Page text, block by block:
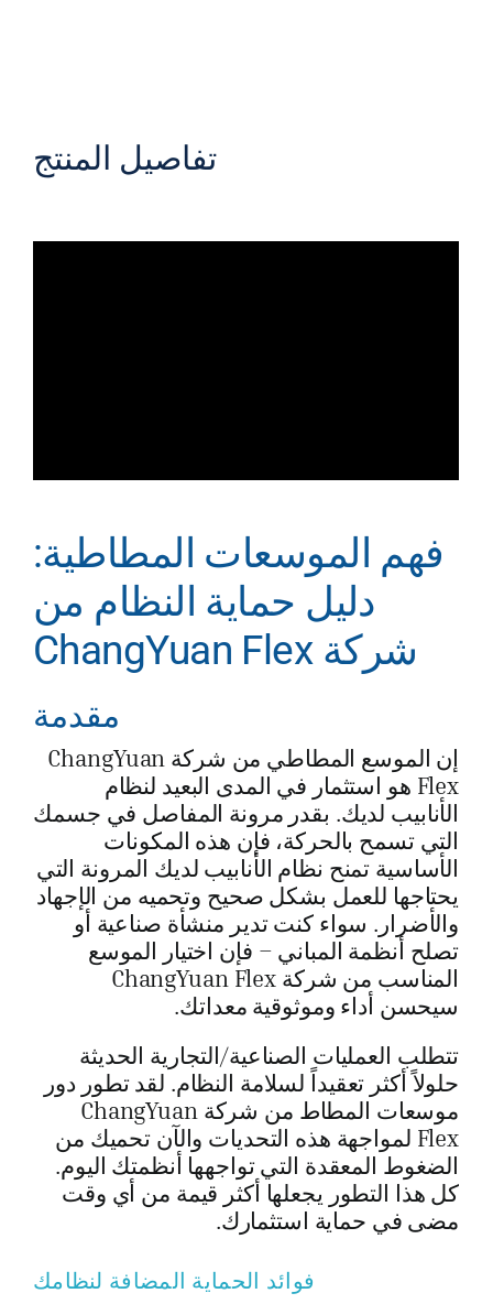
تفاصيل المنتج
فهم الموسعات المطاطية:
دليل حماية النظام من
شركة ChangYuan Flex
مقدمة
إن الموسع المطاطي من شركة ChangYuan
Flex هو استثمار في المدى البعيد لنظام
الأنابيب لديك. بقدر مرونة المفاصل في جسمك
التي تسمح بالحركة، فإن هذه المكونات
الأساسية تمنح نظام الأنابيب لديك المرونة التي
يحتاجها للعمل بشكل صحيح وتحميه من الإجهاد
والأضرار. سواء كنت تدير منشأة صناعية أو
تصلح أنظمة المباني – فإن اختيار الموسع
المناسب من شركة ChangYuan Flex
سيحسن أداء وموثوقية معداتك.
تتطلب العمليات الصناعية/التجارية الحديثة
حلولاً أكثر تعقيداً لسلامة النظام. لقد تطور دور
موسعات المطاط من شركة ChangYuan
Flex لمواجهة هذه التحديات والآن تحميك من
الضغوط المعقدة التي تواجهها أنظمتك اليوم.
كل هذا التطور يجعلها أكثر قيمة من أي وقت
مضى في حماية استثمارك.
فوائد الحماية المضافة لنظامك